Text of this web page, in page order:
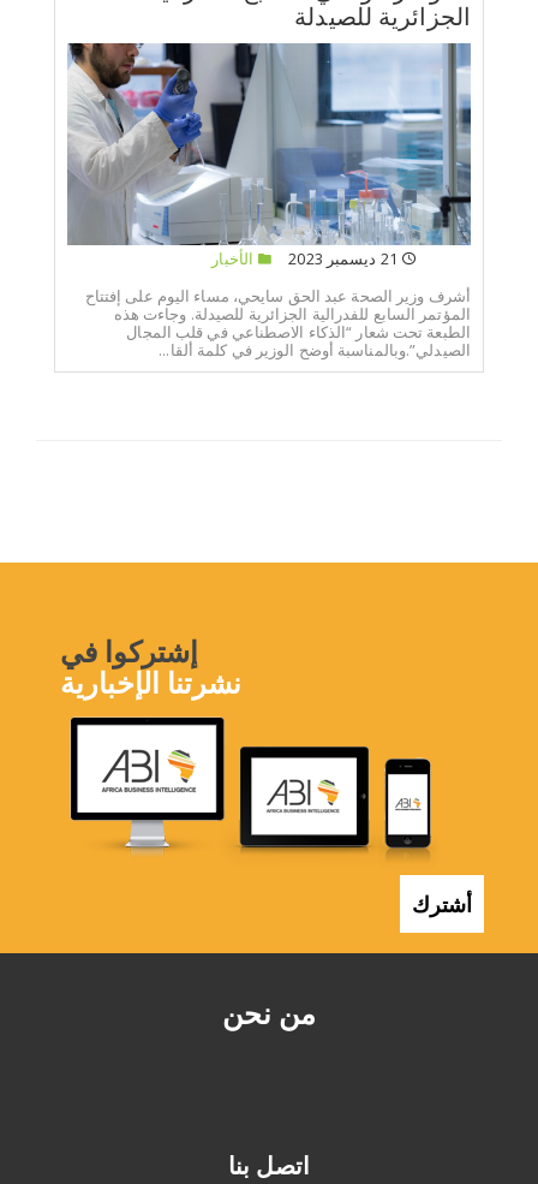
الجزائرية للصيدلة
الأخبار
أشرف وزير الصحة عبد الحق سايحي، مساء اليوم على إفتتاح
المؤتمر السابع للفدرالية الجزائرية للصيدلة. وجاءت هذه
الطبعة تحت شعار “الذكاء الاصطناعي في قلب المجال
الصيدلي”.وبالمناسبة أوضح الوزير في كلمة ألقا...
من نحن
اتصل بنا
إشتركوا في
نشرتنا الإخبارية
أشترك